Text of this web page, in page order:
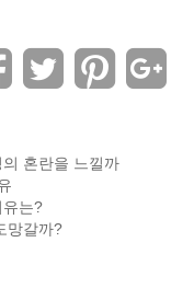
혼란을 느낄까
유는?
망갈까?